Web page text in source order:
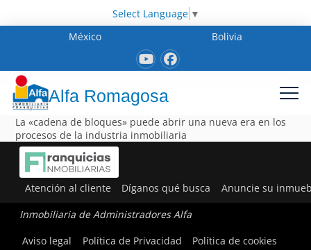
Select Language ▼
México
Bolivia
Alfa Romagosa
La «cadena de bloques» puede abrir una nueva era en los
procesos de la industria inmobiliaria
Atención al cliente Díganos qué busca Anuncie su
Inmobiliaria de Administradores Alfa
Aviso legal
Política de Privacidad Política de cookies